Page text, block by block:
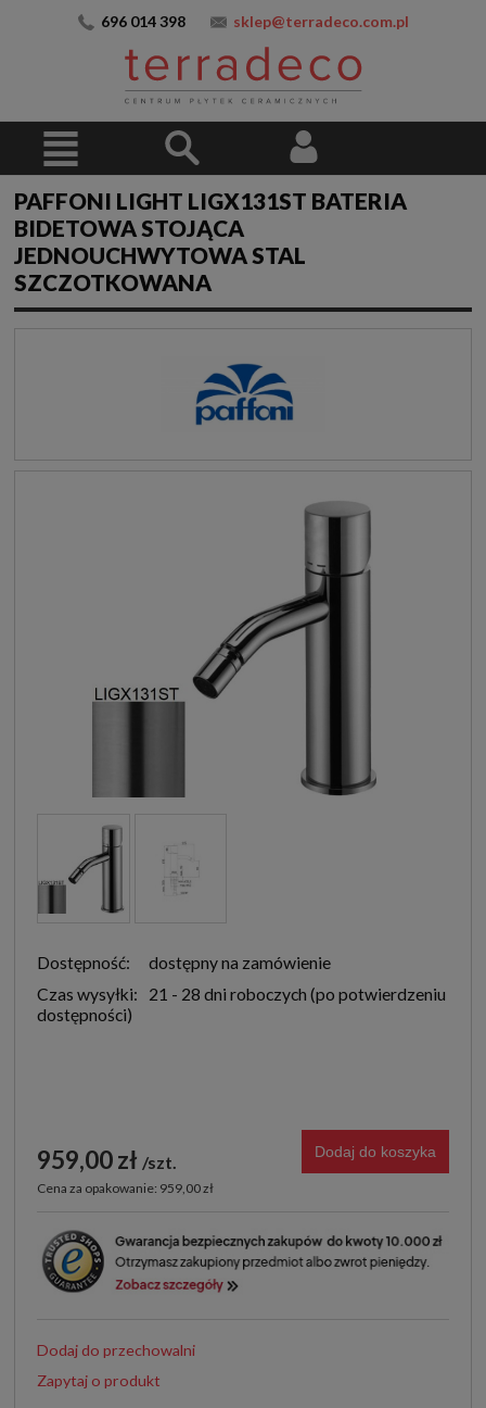
696 014 398 sklep@terradeco.com.pl
PAFFONI LIGHT LIGX131ST BATERIA
BIDETOWA STOJĄCA
JEDNOUCHWYTOWA STAL
SZCZOTKOWANA
Dostępność:
dostępny na zamówienie
Czas wysyłki:
21 - 28 dni roboczych
959,00 zł szt.
Cena za opakowanie: 959,00 zł
Dodaj do koszyka
Dodaj do przechowalni
Zapytaj o produkt